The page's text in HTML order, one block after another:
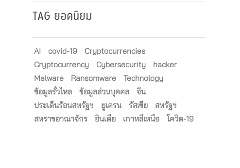
TAG ยอดนิยม
AI covid-19
Cryptocurrencies
Cryptocurrency
Cybersecurity
hacker
Malware
Ransomware
Technology
ข้อมูลรั่วไหล
ข้อมูลส่วนบุคคล
จีน
ประเด็นร้อนสหรัฐฯ
ยูเครน รัสเซีย
สหรัฐฯ
สหราชอาณาจักร
อินเดีย เกาหลีเหนือ โควิด-19